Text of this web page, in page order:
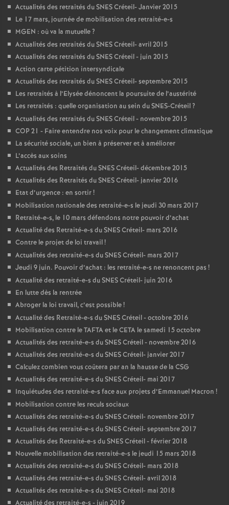
Actualités des retraités duSNESCréteil- Janvier 2015
Le 17 mars, journée de mobilisation des retraité-e-s
MGEN : où va la mutuelle?
Actualités des retraités duSNESCréteil- avril 2015
Actualités des retraités duSNESCréteil - juin 2015
Action carte pétition intersyndicale
Actualités des retraités duSNESCréteil- septembre 2015
Les retraités à l’Elysée dénoncent la poursuite de l’austérité
Les retraités : quelle organisation au sein duSNES-Créteil?
Actualités des retraités duSNESCréteil - novembre 2015
COP21 - Faire entendre nos voix pour le changement climatique
La sécurité sociale, un bien à préserver et à améliorer
L’accès aux soins
Actualités des Retraités duSNESCréteil- décembre 2015
Actualités des Retraités duSNESCréteil- janvier 2016
Etat d’urgence : en sortir!
Mobilisation nationale des retraité-e-s le jeudi 30 mars 2017
Retraité-e-s, le 10 mars défendons notre pouvoir d’achat
Actualité des Retraité-e-s duSNESCréteil- mars 2016
Contre le projet de loi travail!
Actualités des retraité-e-s duSNESCréteil- mars 2017
Jeudi 9 juin. Pouvoir d’achat : les retraité-e-s ne renoncent pas !
Actualité des retraité-e-s duSNESCréteil- juin 2016
En lutte dès la rentrée
Abroger la loi travail, c’est possible!
Actualité des Retraité-e-s duSNESCréteil - octobre 2016
Mobilisation contre leTAFTAet leCETA le samedi 15 octobre
Actualités des retraité-e-s duSNESCréteil - novembre 2016
Actualités des retraité-e-s duSNESCréteil- janvier 2017
Calculez combien vous coûtera par an la hausse de la CSG
Actualités des retraité-e-s duSNESCréteil- mai 2017
Inquiétudes des retraité-e-s face aux projets d’Emmanuel Macron !
Mobilisation contre les reculs sociaux
Actualités des retraité-e-s duSNESCréteil- novembre 2017
Actualités des retraité-e-s duSNESCréteil- septembre 2017
Actualités des Retraité-e-s duSNESCréteil - février 2018
Nouvelle mobilisation des retraité-e-s le jeudi 15 mars 2018
Actualités des retraité-e-s duSNESCréteil- mars 2018
Actualités des retraité-e-s duSNESCréteil- avril 2018
Actualités des retraité-e-s duSNESCréteil- mai 2018